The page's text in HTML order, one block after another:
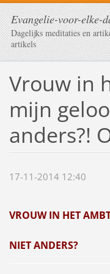
Evangelie-voor-elke-
Dagelijks meditaties en
artikels
Vrouw in
mijn
anders?!
17-11-2014 12:40
VROUW IN HET
NIET ANDERS?